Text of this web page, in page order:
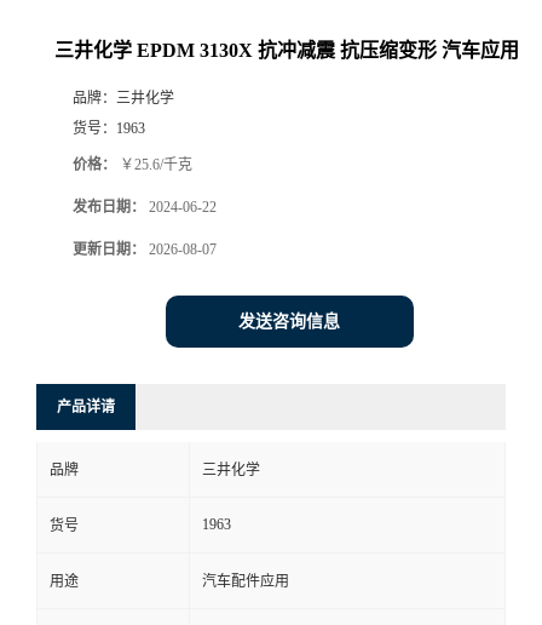
三井化学 EPDM 3130X 抗冲减震 抗压缩变形 汽车应用
品牌： 三井化学
货号： 1963
价格： ￥25.6/千克
发布日期： 2024-06-22
更新日期： 2026-08-07
发送咨询信息
产品详请
品牌 三井化学
货号 1963
用途 汽车配件应用